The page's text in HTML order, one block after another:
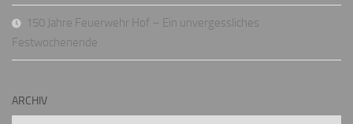
150 Jahre Feuerwehr Hof – Ein unvergessliches
Festwochenende
ARCHIV